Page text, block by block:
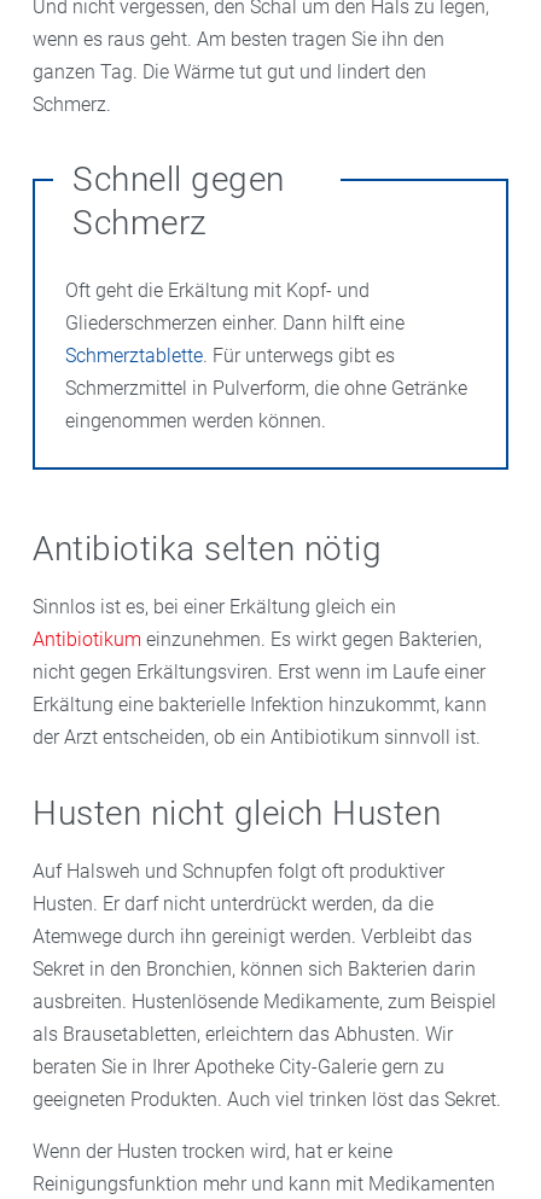
Und nicht vergessen, den Schal um den Hals zu legen,
wenn es raus geht. Am besten tragen Sie ihn den
ganzen Tag. Die Wärme tut gut und lindert den
Schmerz.
Schnell gegen
Schmerz
Oft geht die Erkältung mit Kopf- und
Gliederschmerzen einher. Dann hilft eine
Schmerztablette. Für unterwegs gibt es
Schmerzmittel in Pulverform, die ohne Getränke
eingenommen werden können.
Antibiotika selten nötig
Sinnlos ist es, bei einer Erkältung gleich ein
Antibiotikum einzunehmen. Es wirkt gegen Bakterien,
nicht gegen Erkältungsviren. Erst wenn im Laufe einer
Erkältung eine bakterielle Infektion hinzukommt, kann
der Arzt entscheiden, ob ein Antibiotikum sinnvoll ist.
Husten nicht gleich Husten
Auf Halsweh und Schnupfen folgt oft produktiver
Husten. Er darf nicht unterdrückt werden, da die
Atemwege durch ihn gereinigt werden. Verbleibt das
Sekret in den Bronchien, können sich Bakterien darin
ausbreiten. Hustenlösende Medikamente, zum Beispiel
als Brausetabletten, erleichtern das Abhusten. Wir
beraten Sie in Ihrer Apotheke City-Galerie gern zu
geeigneten Produkten. Auch viel trinken löst das Sekret.
Wenn der Husten trocken wird, hat er keine
Reinigungsfunktion mehr und kann mit Medikamenten